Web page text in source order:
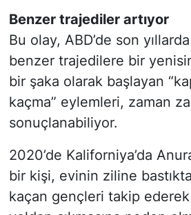
Benzer trajediler artıyor
Bu olay, ABD’de son
benzer trajedilere bir
bir şaka olarak başlayan
kaçma” eylemleri, zaman
sonuçlanabiliyor.
2020’de Kaliforniya’da
bir kişi, evinin ziline
kaçan gençleri takip ederek